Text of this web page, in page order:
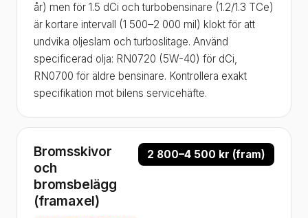
år) men för 1.5 dCi och turbobensinare (1.2/1.3 TCe)
är kortare intervall (1 500–2 000 mil) klokt för att
undvika oljeslam och turboslitage. Använd
specificerad olja: RN0720 (5W-40) för dCi,
RN0700 för äldre bensinare. Kontrollera exakt
specifikation mot bilens servicehäfte.
Bromsskivor
och
bromsbelägg
(framaxel)
2 800–4 500 kr (fram)